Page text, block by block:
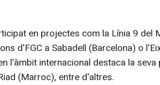
en projectes com la Línia 9 del
d'FGC a Sabadell (Barcelona) o
l'àmbit internacional destaca la
(Marroc), entre d'altres.